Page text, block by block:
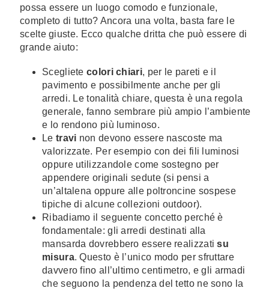
possa essere un luogo comodo e funzionale,
completo di tutto? Ancora una volta, basta fare le
scelte giuste. Ecco qualche dritta che può essere di
grande aiuto:
Scegliete colori chiari, per le pareti e il
pavimento e possibilmente anche per gli
arredi. Le tonalità chiare, questa è una regola
generale, fanno sembrare più ampio l’ambiente
e lo rendono più luminoso.
Le travi non devono essere nascoste ma
valorizzate. Per esempio con dei fili luminosi
oppure utilizzandole come sostegno per
appendere originali sedute (si pensi a
un’altalena oppure alle poltroncine sospese
tipiche di alcune collezioni outdoor).
Ribadiamo il seguente concetto perché è
fondamentale: gli arredi destinati alla
mansarda dovrebbero essere realizzatisu
misura. Questo è l’unico modo per sfruttare
davvero fino all’ultimo centimetro, e gli armadi
che seguono la pendenza del tetto ne sono la